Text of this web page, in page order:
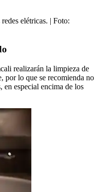
elétricas.
| Foto:
realizarán la limpieza de
por lo que se recomienda no
en especial encima de los